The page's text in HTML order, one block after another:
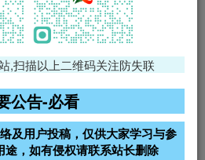
腾讯轻量4核4G3M服务器38元/
元/
雨云高防免备案服务器
,扫描以上二维码关注防失联
公告-必看
及用户投稿，仅供大家学习与参
途，如有侵权请联系站长删除